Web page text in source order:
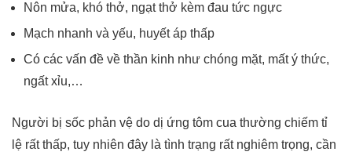
Nôn mửa, khó thở, ngạt thở kèm đau tức ngực
Mạch nhanh và yếu, huyết áp thấp
Có các vấn đề về thần kinh như chóng mặt, mất ý thức,
ngất xỉu,…
Người bị sốc phản vệ do dị ứng tôm cua thường chiếm tỉ
lệ rất thấp, tuy nhiên đây là tình trạng rất nghiêm trọng, cần